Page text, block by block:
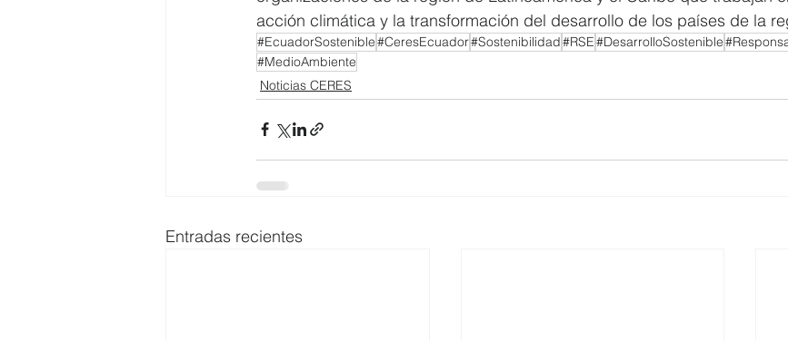
acción climática y la transformación del desarrollo de los países de la
#EcuadorSostenible#CeresEcuador#Sostenibilidad#RSE#DesarrolloSostenible
#MedioAmbiente
Noticias CERES
Entradas recientes